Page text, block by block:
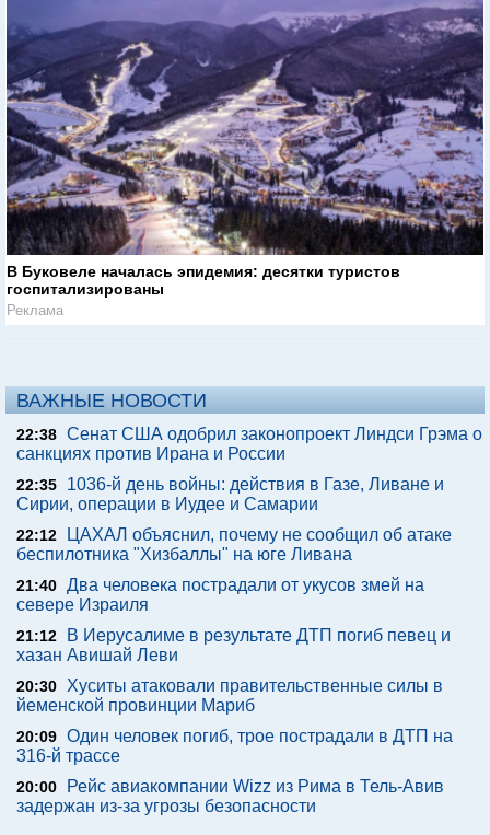
В Буковеле началась эпидемия: десятки туристов
госпитализированы
Реклама
ВАЖНЫЕ НОВОСТИ
22:38 Сенат США одобрил законопроект Линдси Грэма о
санкциях против Ирана и России
22:35
1036-й день войны: действия в Газе, Ливане и
Сирии, операции в Иудее и Самарии
22:12
ЦАХАЛ объяснил, почему не сообщил об атаке
беспилотника "Хизбаллы" на юге Ливана
21:40 Два человека пострадали от укусов змей на
севере Израиля
21:12
В Иерусалиме в результате ДТП погиб певец и
хазан Авишай Леви
20:30 Хуситы атаковали правительственные силы в
йеменской провинции Мариб
20:09 Один человек погиб, трое пострадали в ДТП на
316-й трассе
20:00
Рейс авиакомпании Wizz из Рима в Тель-Авив
задержан из-за угрозы безопасности